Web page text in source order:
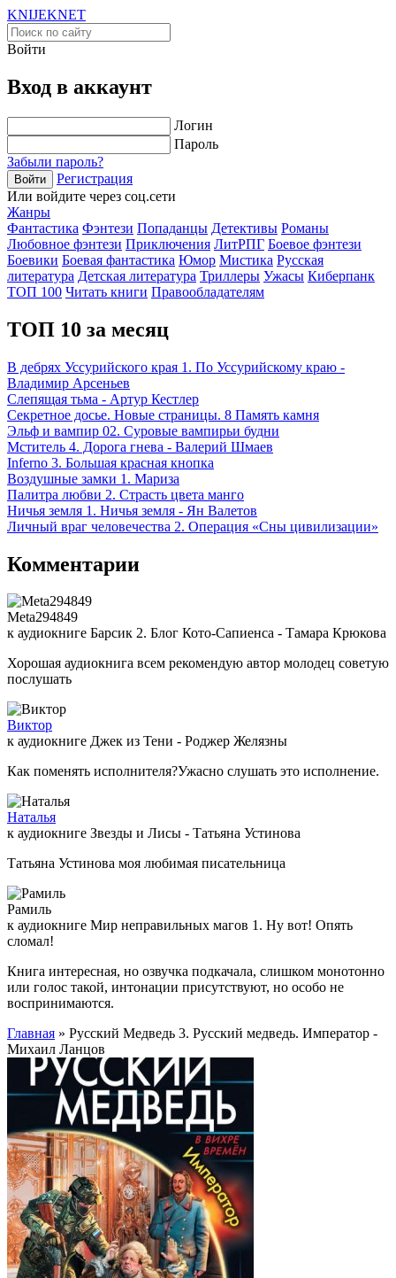
KNIJEKNET
Войти
Вход в аккаунт
Логин
Пароль
Забыли пароль?
Войти
Регистрация
Или войдите через соц.сети
Жанры
Фантастика Фэнтези Попаданцы Детективы Романы
Любовное фэнтези Приключения ЛитРПГ Боевое фэнтези
Боевики Боевая фантастика Юмор Мистика Русская
литература Детская литература Триллеры Ужасы Киберпанк
ТОП 100 Читать книги Правообладателям
ТОП 10 за месяц
В дебрях Уссурийского края 1. По Уссурийскому краю -
Владимир Арсеньев
Слепящая тьма - Артур Кестлер
Секретное досье. Новые страницы. 8 Память камня
Эльф и вампир 02. Суровые вампирьи будни
Мститель 4. Дорога гнева - Валерий Шмаев
Inferno 3. Большая красная кнопка
Воздушные замки 1. Мариза
Палитра любви 2. Страсть цвета манго
Ничья земля 1. Ничья земля - Ян Валетов
Личный враг человечества 2. Операция «Сны цивилизации»
Комментарии
Meta294849
к аудиокниге Барсик 2. Блог Кото-Сапиенса - Тамара Крюкова
Хорошая аудиокнига всем рекомендую автор молодец советую
послушать
Виктор
к аудиокниге Джек из Тени - Роджер Желязны
Как поменять исполнителя?Ужасно слушать это исполнение.
Наталья
к аудиокниге Звезды и Лисы - Татьяна Устинова
Татьяна Устинова моя любимая писательница
Рамиль
к аудиокниге Мир неправильных магов 1. Ну вот! Опять
сломал!
Книга интересная, но озвучка подкачала, слишком монотонно
или голос такой, интонации присутствуют, но особо не
воспринимаются.
Главная » Русский Медведь 3. Русский медведь. Император -
Михаил Ланцов